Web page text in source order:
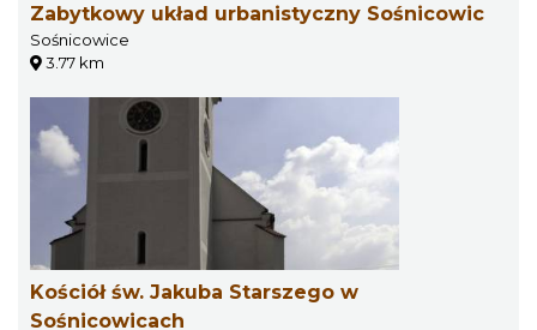
Zabytkowy układ urbanistyczny Sośnicowic
Sośnicowice
3.77 km
Kościół św. Jakuba Starszego w
Sośnicowicach